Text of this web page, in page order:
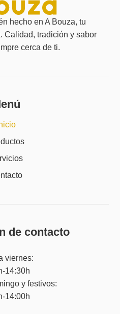
hecho en A Bouza, tu
Calidad, tradición y sabor
cerca de ti.
de contacto
viernes:
14:30h
y festivos:
14:00h